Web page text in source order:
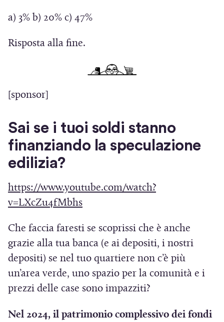
a
e
a
a) 3% b) 20% c) 47%
Risposta alla fine.
[sponsor]
Sai se i tuoi soldi stanno
finanziando la speculazione
edilizia?
https://www.youtube.com/watch?
v=LXcZu4fMbhs(
i
a
p
r
e
i
Che faccia faresti se scoprissi che è anche
grazie alla tua banca (e ai depositi, i nostri
depositi) se nel tuo quartiere non c’è più
un’area verde, uno spazio per la comunità e i
prezzi delle case sono impazziti?
Nel 2024, il patrimonio complessivo dei fondi